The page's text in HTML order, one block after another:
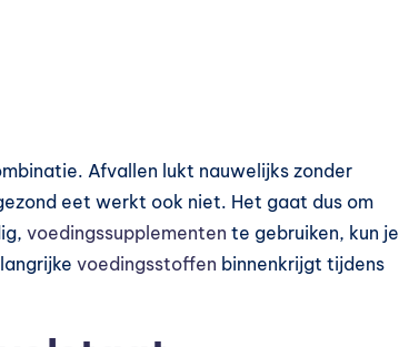
Afvallen lukt nauwelijks zonder
eet werkt ook niet. Het gaat dus om
voedingssupplementen te gebruiken, kun je
voedingsstoffen binnenkrijgt tijdens